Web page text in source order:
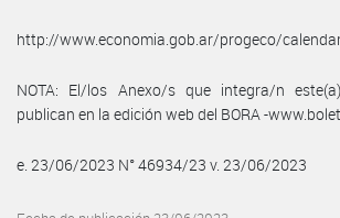
http://www.economia.gob.ar/progeco/
NOTA: El/los Anexo/s que integra/n
publican en la edición web del BORA -
e. 23/06/2023 N° 46934/23 v. 23/06/2023